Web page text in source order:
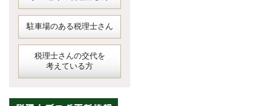
駐車場のある税理士さん
税理士さんの交代を
考えている方